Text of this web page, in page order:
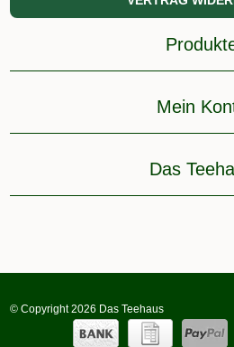
Mein
Das
© Copyright 2026 Das Teehaus